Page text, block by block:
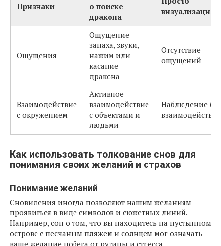
Признаки
о поиске
дракона
визуализация
Ощущения
Ощущение
запаха, звуки,
нажим или
касание
дракона
Отсутствие
ощущений
Взаимодействие
с окружением
Активное
взаимодействие
с объектами и
людьми
Наблюдение без
взаимодействия
Как использовать толкование снов для
понимания своих желаний и страхов
Понимание желаний
Сновидения иногда позволяют нашим желаниям
проявиться в виде символов и сюжетных линий.
Например, сон о том, что вы находитесь на пустынном
острове с песчаным пляжем и солнцем мог означать
ваше желание побега от рутины и стресса